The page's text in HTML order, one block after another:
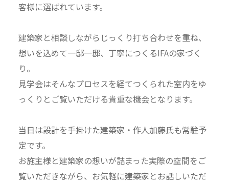
客様に選ばれています。
建築家と相談しながらじっくり打ち合わせを重ね、
想いを込めて一邸一邸、丁寧につくるIFAの家づく
り。
見学会はそんなプロセスを経てつくられた室内をゆ
っくりとご覧いただける貴重な機会となります。
当日は設計を手掛けた建築家・作人加藤氏も常駐予
定です。
お施主様と建築家の想いが詰まった実際の空間をご
覧いただきながら、お気軽に建築家とお話しいただ